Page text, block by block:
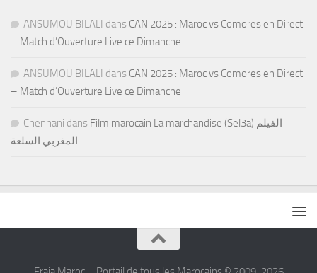
ANSUMOU BILALI dans CAN 2025 : Maroc vs Comores en Direct
– Match d’Ouverture Live ce Dimanche
ANSUMOU BILALI dans CAN 2025 : Maroc vs Comores en Direct
– Match d’Ouverture Live ce Dimanche
Chennani dans Film marocain La marchandise (Sel3a) الفيلم
المغربي السلعة